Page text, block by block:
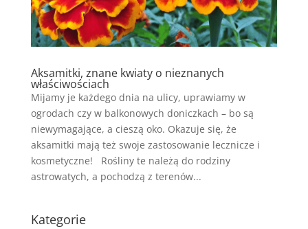
Aksamitki, znane kwiaty o nieznanych
właściwościach
Mijamy je każdego dnia na ulicy, uprawiamy w
ogrodach czy w balkonowych doniczkach – bo są
niewymagające, a cieszą oko. Okazuje się, że
aksamitki mają też swoje zastosowanie lecznicze i
kosmetyczne! Rośliny te należą do rodziny
astrowatych, a pochodzą z terenów...
Kategorie